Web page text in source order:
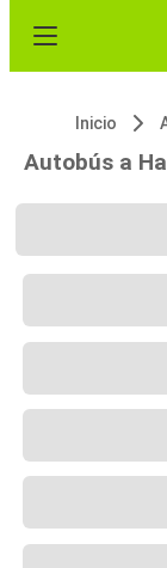
Inicio
Autobús a